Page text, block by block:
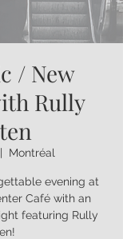
/ New
Rully
Montréal
evening at
Café with an
featuring Rully